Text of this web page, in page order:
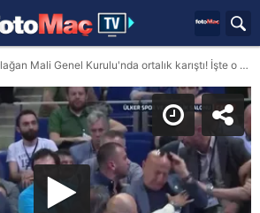
Fenerbahçe Olağan Mali Genel Kurulu'nda ortalık karıştı! İşte o anlar